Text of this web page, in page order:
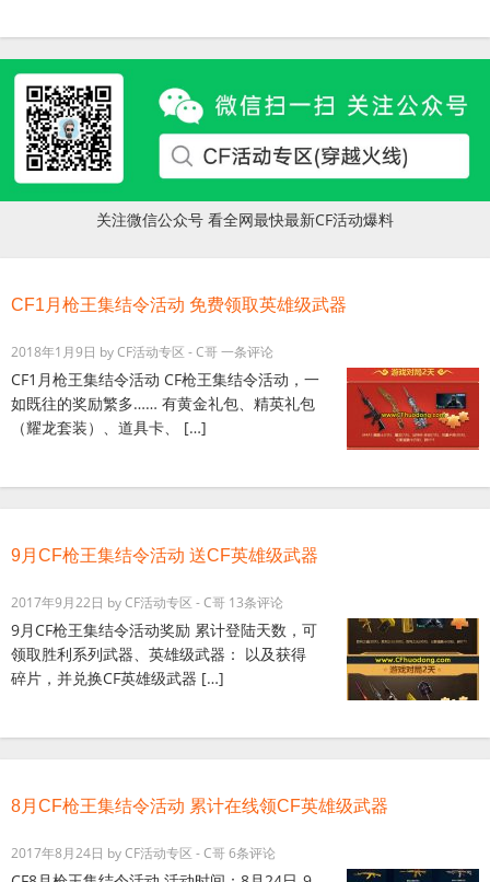
关注微信公众号 看全网最快最新CF活动爆料
CF1月枪王集结令活动 免费领取英雄级武器
2018年1月9日 byCF活动专区 - C哥一条评论
CF1月枪王集结令活动 CF枪王集结令活动，一
如既往的奖励繁多…… 有黄金礼包、精英礼包
（耀龙套装）、道具卡、 […]
9月CF枪王集结令活动 送CF英雄级武器
2017年9月22日 byCF活动专区 - C哥 13条评论
9月CF枪王集结令活动奖励 累计登陆天数，可
领取胜利系列武器、英雄级武器： 以及获得
碎片，并兑换CF英雄级武器 […]
8月CF枪王集结令活动 累计在线领CF英雄级武器
2017年8月24日 byCF活动专区 - C哥6条评论